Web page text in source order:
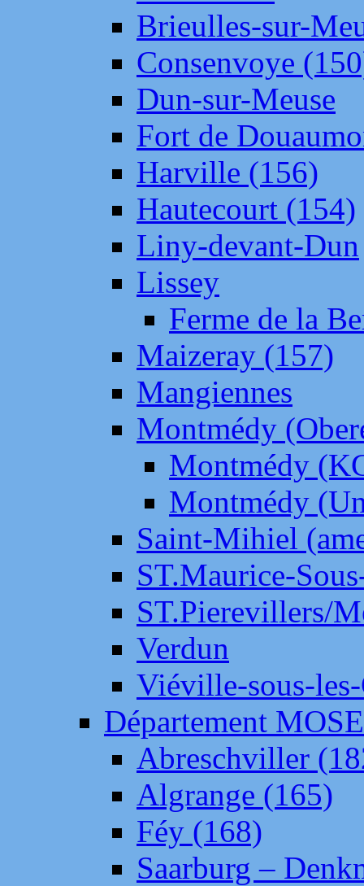
Brieulles-sur-
Consenvoye
Dun-sur-Meuse
Fort de
Harville (156)
Hautecourt (154)
Liny-devant-Dun
Lissey
Ferme de la
Maizeray (157)
Mangiennes
Montmédy
Montmédy
Montmédy
Saint-Mihiel
ST.Maurice-
ST.Pierevillers/
Verdun
Viéville-sous-
Département
Abreschviller
Algrange (165)
Féy (168)
Saarburg –